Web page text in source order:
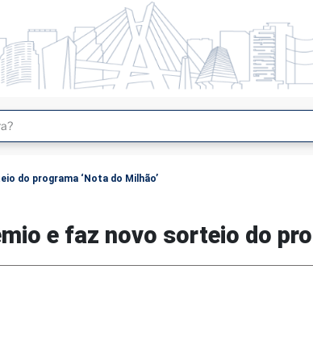
3 4 5
do programa ‘Nota do Milhão’
e faz novo sorteio do